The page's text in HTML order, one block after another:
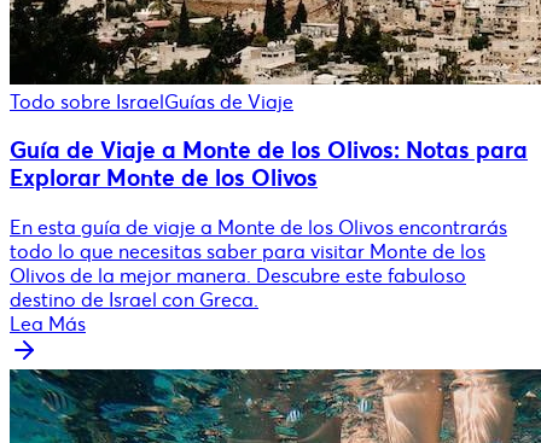
Todo sobre IsraelGuías de Viaje
Guía de Viaje a Monte de los Olivos: Notas para
Explorar Monte de los Olivos
En esta guía de viaje a Monte de los Olivos encontrarás
todo lo que necesitas saber para visitar Monte de los
Olivos de la mejor manera. Descubre este fabuloso
destino de Israel con Greca.
Lea Más